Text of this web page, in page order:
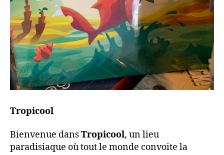
Tropicool
Bienvenue dansTropicool, un lieu
paradisiaque où tout le monde convoite la